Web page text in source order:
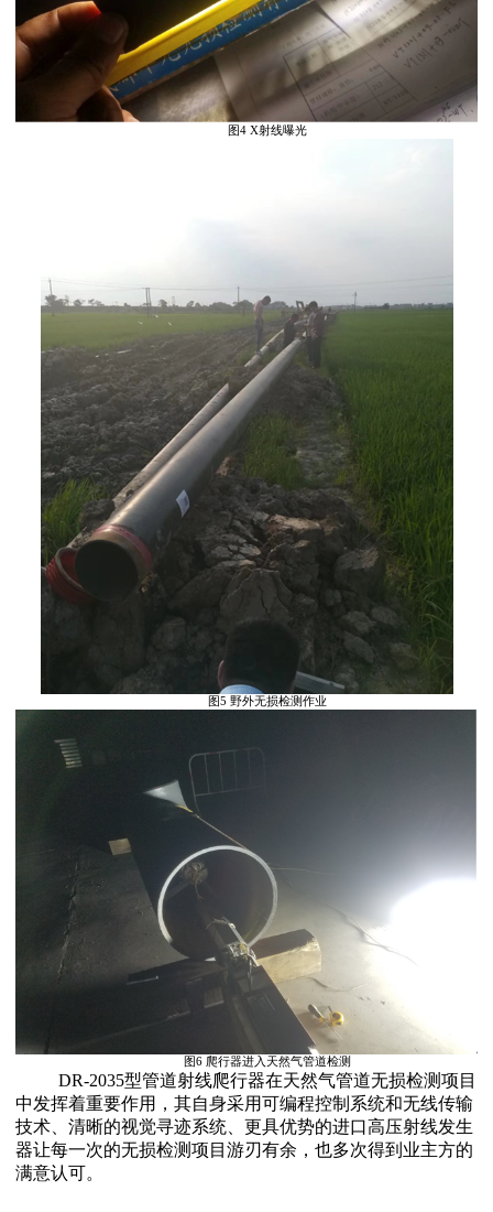
图4 X射线曝光
图5 野外无损检测作业
图6 爬行器进入天然气管道检测
DR-2035型管道射线爬行器在天然气管道无损检测项目
中发挥着重要作用，其自身采用可编程控制系统和无线传输
技术、清晰的视觉寻迹系统、更具优势的进口高压射线发生
器让每一次的无损检测项目游刃有余，也多次得到业主方的
满意认可。